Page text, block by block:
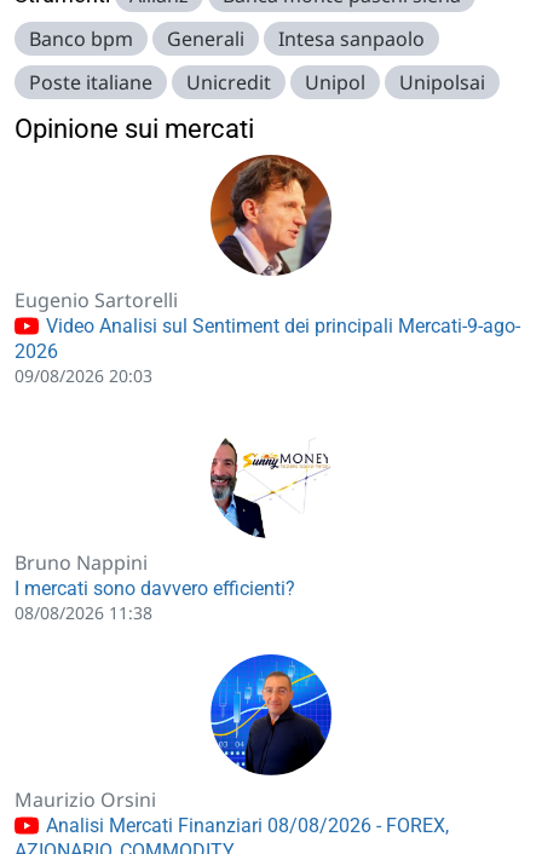
Banco bpm
Generali
Intesa sanpaolo
Poste italiane
Unicredit Unipol Unipolsai
Opinione sui mercati
Eugenio Sartorelli
Video Analisi sul Sentiment dei principali Mercati-9-ago-
2026
09/08/2026 20:03
Bruno Nappini
I mercati sono davvero efficienti?
08/08/2026 11:38
Maurizio Orsini
Analisi Mercati Finanziari 08/08/2026 - FOREX,